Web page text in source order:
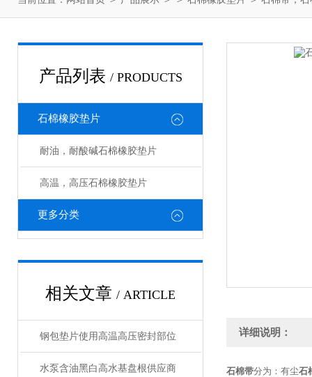
产品列表 / PRODUCTS
石棉橡胶垫片
耐油，耐酸碱石棉橡胶垫片
高温，高压石棉橡胶垫片
更多分类
相关文章 / ARTICLE
钢包垫片使用高温高压密封部位
水泵含油黑白高水基盘根供应商
详细说明：
石棉带分为：有尘石